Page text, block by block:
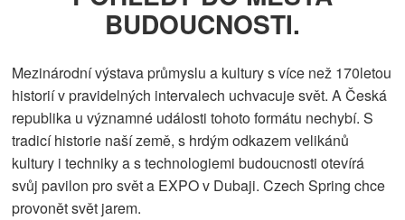
BUDOUCNOSTI.
Mezinárodní výstava průmyslu a kultury s více než 170letou
historií v pravidelných intervalech uchvacuje svět. A Česká
republika u významné události tohoto formátu nechybí. S
tradicí historie naší země, s hrdým odkazem velikánů
kultury i techniky a s technologiemi budoucnosti otevírá
svůj pavilon pro svět a EXPO v Dubaji. Czech Spring chce
provonět svět jarem.